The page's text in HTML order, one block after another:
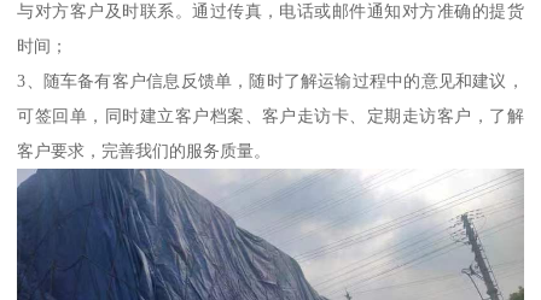
与对方客户及时联系。通过传真，电话或邮件通知对方准确的提货
时间；
3、随车备有客户信息反馈单，随时了解运输过程中的意见和建议，
可签回单，同时建立客户档案、客户走访卡、定期走访客户，了解
客户要求，完善我们的服务质量。